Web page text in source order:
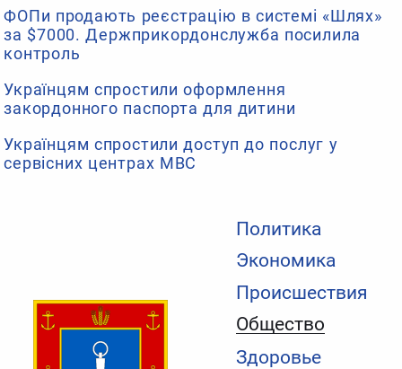
Политика
Экономика
Происшествия
Общество
Здоровье
ФОПи продають реєстрацію в системі «Шлях»
за $7000. Держприкордонслужба посилила
контроль
Українцям спростили оформлення
закордонного паспорта для дитини
Українцям спростили доступ до послуг у
сервісних центрах МВС